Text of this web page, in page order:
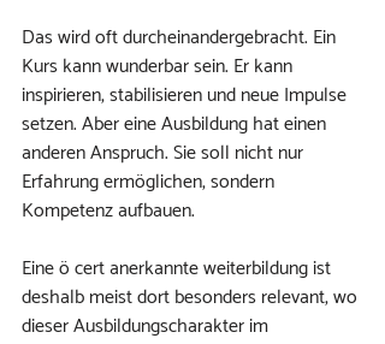
Das wird oft durcheinandergebracht. Ein
Kurs kann wunderbar sein. Er kann
inspirieren, stabilisieren und neue Impulse
setzen. Aber eine Ausbildung hat einen
anderen Anspruch. Sie soll nicht nur
Erfahrung ermöglichen, sondern
Kompetenz aufbauen.
Eine ö cert anerkannte weiterbildung ist
deshalb meist dort besonders relevant, wo
dieser Ausbildungscharakter im